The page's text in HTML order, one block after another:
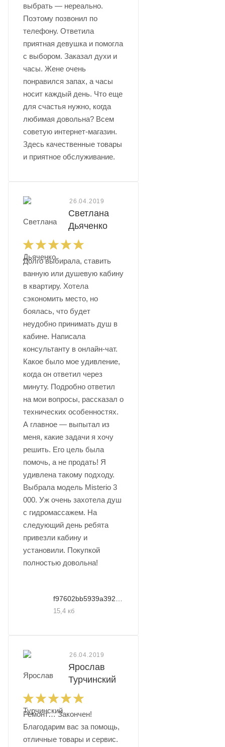
выбрать — нереально.
Поэтому позвонил по
телефону. Ответила
приятная девушка и помогла
с выбором. Заказал духи и
часы. Жене очень
понравился запах, а часы
носит каждый день. Что еще
для счастья нужно, когда
любимая довольна? Всем
советую интернет-магазин.
Здесь качественные товары
и приятное обслуживание.
26.04.2019
Светлана
Дьяченко
Долго выбирала, ставить
ванную или душевую кабину
в квартиру. Хотела
сэкономить место, но
боялась, что будет
неудобно принимать душ в
кабине. Написала
консультанту в онлайн-чат.
Какое было мое удивление,
когда он ответил через
минуту. Подробно ответил
на мои вопросы, рассказал о
технических особенностях.
А главное — выпытал из
меня, какие задачи я хочу
решить. Его цель была
помочь, а не продать! Я
удивлена такому подходу.
Выбрала модель Misterio 3
000. Уж очень захотела душ
с гидромассажем. На
следующий день ребята
привезли кабину и
установили. Покупкой
полностью довольна!
15,4 кб
26.04.2019
Ярослав
Турчинский
Ремонт… Закончен!
Благодарим вас за помощь,
отличные товары и сервис.